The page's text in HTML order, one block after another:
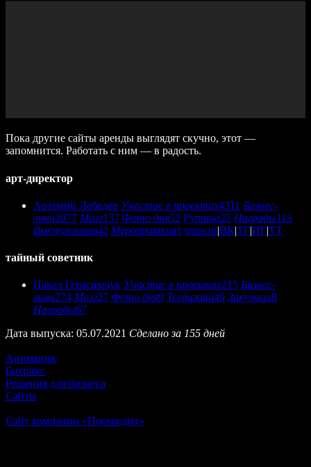
Пока другие сайты аренды выглядят скучно, этот —
запомнится. Работать с ним — в радость.
арт-директор
Артемий Лебедев Участие в проектах4311 Бизнес-
линч2077 Мозг137 Фото дня52 Рутина25 Награды115
Выступления42 Мероприятия1 tema.ru|ВК|ТГ|ИГ|ТТ
тайный советник
Павел Герасимчук Участие в проектах215 Бизнес-
линч274 Мозг27 Фото дня9 Техдизайн49 Закулисы8
Награды67
Дата выпуска: 05.07.2021 Сделано за 155 дней
Анимация
Битрикс
Решения для бизнеса
Сайты
Сайт компании «Поскредит»